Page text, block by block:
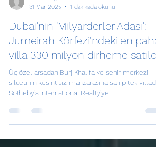
31 Mar 2025
1 dakikada okunur
Dubai'nin 'Milyarderler Adası':
Jumeirah Körfezi'ndeki en
villa 330 milyon dirheme satıldı
Üç özel arsadan Burj Khalifa ve şehir merkezi
Sotheby's International Realty'ye...